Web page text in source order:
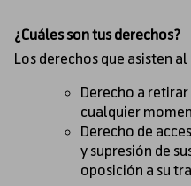
¿Cuáles son tus derechos?
Los derechos que asisten al
Derecho a
cualquier
Derecho de
y supresión de
oposición a su